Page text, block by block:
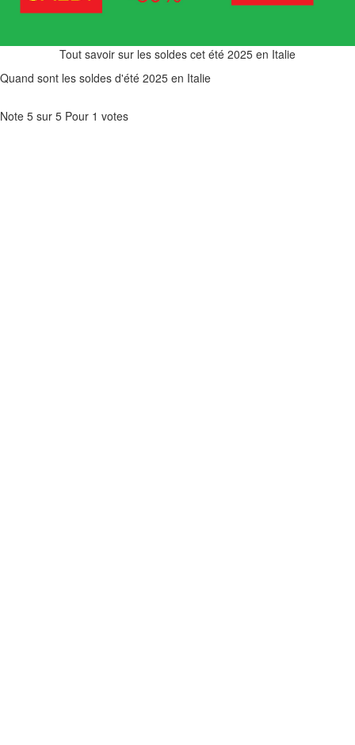
Tout savoir sur les soldes cet été 2025 en Italie
Quand sont les soldes d'été 2025 en Italie
Note 5 sur 5 Pour 1 votes